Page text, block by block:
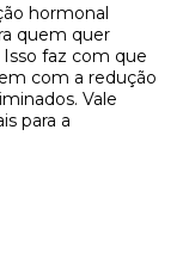
hormonal
quem quer
faz com que
com a redução
Vale
para a